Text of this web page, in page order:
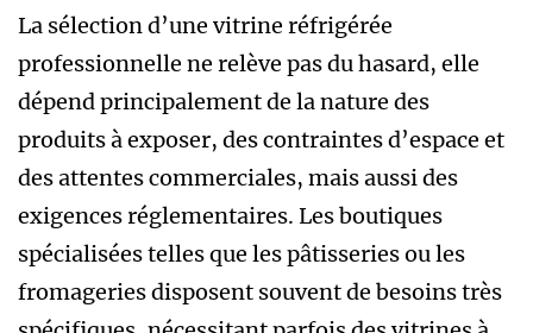
La sélection d’une vitrine réfrigérée
professionnelle ne relève pas du hasard, elle
dépend principalement de la nature des
produits à exposer, des contraintes d’espace et
des attentes commerciales, mais aussi des
exigences réglementaires. Les boutiques
spécialisées telles que les pâtisseries ou les
fromageries disposent souvent de besoins très